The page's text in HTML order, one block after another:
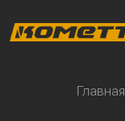
Главная